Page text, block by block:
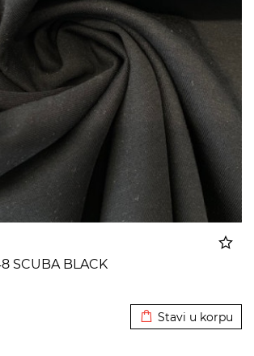
SCUBA BLACK
Stavi u korpu